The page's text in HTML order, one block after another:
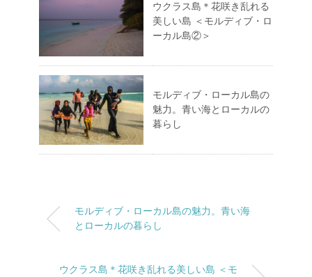
ウクラス島＊花咲き乱れる
美しい島 ＜モルディブ・ロ
ーカル島②＞
モルディブ・ローカル島の
魅力。青い海とローカルの
暮らし
モルディブ・ローカル島の魅力。青い海
とローカルの暮らし
ウクラス島＊花咲き乱れる美しい島 ＜モ